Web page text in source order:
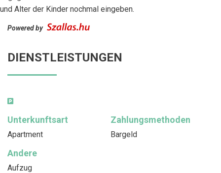
und Alter der Kinder nochmal eingeben.
Powered by
DIENSTLEISTUNGEN
Unterkunftsart
Apartment
Zahlungsmethoden
Bargeld
Andere
Aufzug